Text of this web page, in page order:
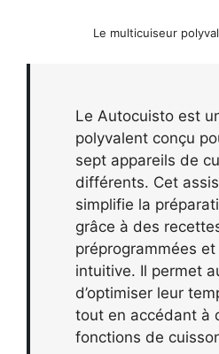
Le multicuiseur
Le Autocuisto est
polyvalent conçu
sept appareils de
différents. Cet
simplifie la
grâce à des
préprogrammées
intuitive. Il permet
d’optimiser leur
tout en accédant à
fonctions de